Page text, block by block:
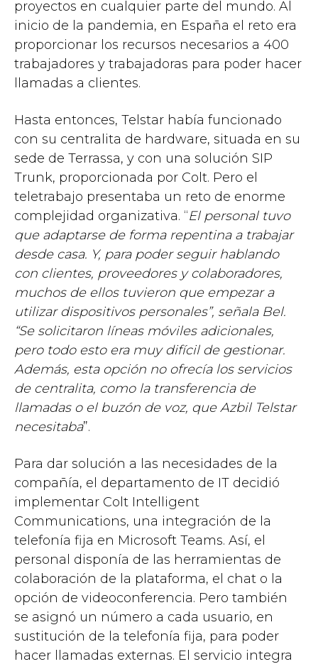
proyectos en cualquier parte del mundo. Al
inicio de la pandemia, en España el reto era
proporcionar los recursos necesarios a 400
trabajadores y trabajadoras para poder hacer
llamadas a clientes.
Hasta entonces, Telstar había funcionado
con su centralita de hardware, situada en su
sede de Terrassa, y con una solución SIP
Trunk, proporcionada por Colt. Pero el
teletrabajo presentaba un reto de enorme
complejidad organizativa. “El personal tuvo
que adaptarse de forma repentina a trabajar
desde casa. Y, para poder seguir hablando
con clientes, proveedores y colaboradores,
muchos de ellos tuvieron que empezar a
utilizar dispositivos personales”, señala Bel.
“Se solicitaron líneas móviles adicionales,
pero todo esto era muy difícil de gestionar.
Además, esta opción no ofrecía los servicios
de centralita, como la transferencia de
llamadas o el buzón de voz, que Azbil Telstar
necesitaba”.
Para dar solución a las necesidades de la
compañía, el departamento de IT decidió
implementar Colt Intelligent
Communications, una integración de la
telefonía fija en Microsoft Teams. Así, el
personal disponía de las herramientas de
colaboración de la plataforma, el chat o la
opción de videoconferencia. Pero también
se asignó un número a cada usuario, en
sustitución de la telefonía fija, para poder
hacer llamadas externas. El servicio integra